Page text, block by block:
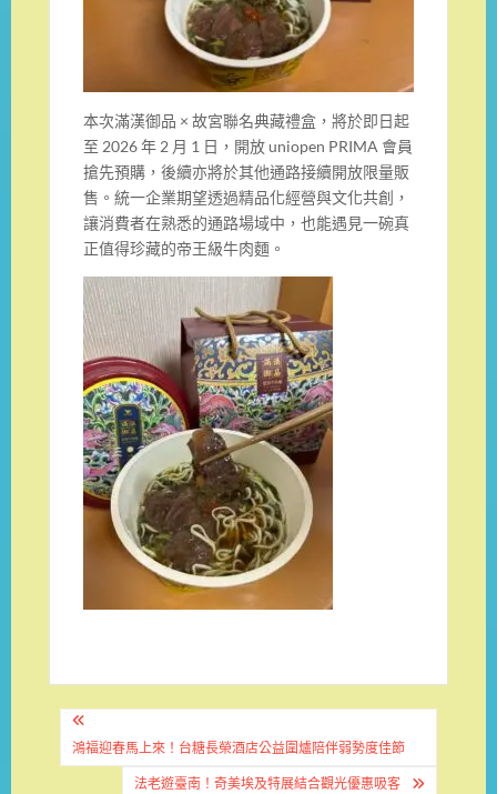
本次滿漢御品 × 故宮聯名典藏禮盒，將於即日起
至 2026 年 2 月 1 日，開放 uniopen PRIMA 會員
搶先預購，後續亦將於其他通路接續開放限量販
售。統一企業期望透過精品化經營與文化共創，
讓消費者在熟悉的通路場域中，也能遇見一碗真
正值得珍藏的帝王級牛肉麵。
文
章鴻福迎春馬上來！台糖長榮酒店公益圍爐陪伴弱勢度佳節
法老遊臺南！奇美埃及特展結合觀光優惠吸客